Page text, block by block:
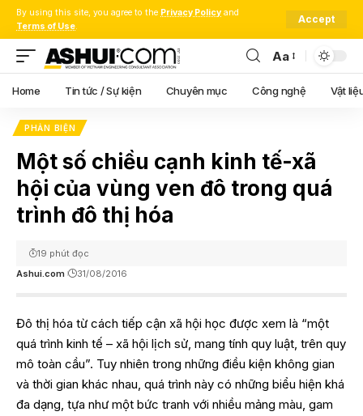
By using this site, you agree to the Privacy Policy and
Terms of Use.
Accept
Font
Resizer
Aa
Home Tin tức / Sự kiện Chuyên mục Công nghệ Vật
PHẢN BIỆN
Một số chiều cạnh kinh tế-xã
hội của vùng ven đô trong quá
trình đô thị hóa
Ashui.com 31/08/2016
19 phút đọc
Đô thị hóa từ cách tiếp cận xã hội học được xem là “một
quá trình kinh tế – xã hội lịch sử, mang tính quy luật, trên quy
mô toàn cầu”. Tuy nhiên trong những điều kiện không gian
và thời gian khác nhau, quá trình này có những biểu hiện khá
đa dạng, tựa như một bức tranh với nhiều mảng màu, gam